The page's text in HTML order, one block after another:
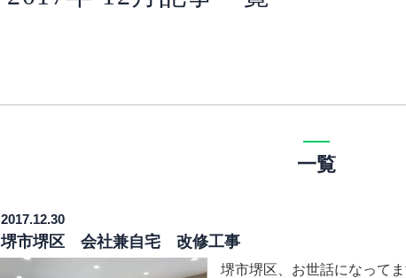
一覧
2017.12.30
堺市堺区 会社兼自宅 改修工事
堺市堺区、お世話になって